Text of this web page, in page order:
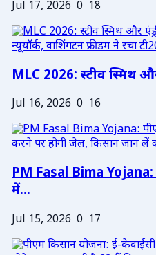
Jul 17, 2026 0 18
MLC 2026: स्टीव स्मिथ
Jul 16, 2026 0 16
PM Fasal Bima
में...
Jul 15, 2026 0 17